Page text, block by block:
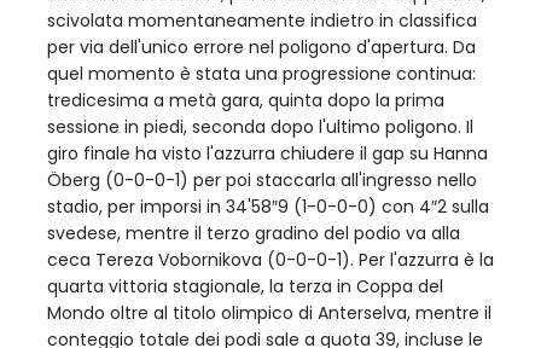
scivolata momentaneamente indietro in classifica
per via dell'unico errore nel poligono d'apertura. Da
quel momento è stata una progressione continua:
tredicesima a metà gara, quinta dopo la prima
sessione in piedi, seconda dopo l'ultimo poligono. Il
giro finale ha visto l'azzurra chiudere il gap su Hanna
Öberg (0-0-0-1) per poi staccarla all'ingresso nello
stadio, per imporsi in 34'58″9 (1-0-0-0) con 4″2 sulla
svedese, mentre il terzo gradino del podio va alla
ceca Tereza Vobornikova (0-0-0-1). Per l'azzurra è la
quarta vittoria stagionale, la terza in Coppa del
Mondo oltre al titolo olimpico di Anterselva, mentre il
conteggio totale dei podi sale a quota 39, incluse le